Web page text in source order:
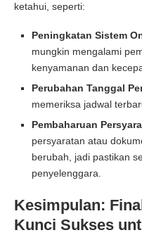
ketahui, seperti:
Peningkatan Sistem
mungkin mengalami
kenyamanan dan
Perubahan Tanggal
memeriksa jadwal
Pembaharuan
persyaratan atau
berubah, jadi pastikan
penyelenggara.
Kesimpulan:
Kunci Sukses